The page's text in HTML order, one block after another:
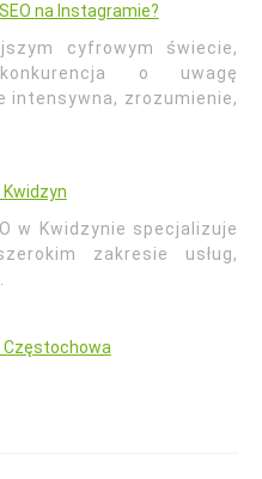
na Instagramie?
cyfrowym świecie,
o uwagę
intensywna, zrozumienie,
Kwidzyn
w Kwidzynie specjalizuje
zakresie usług,
Częstochowa